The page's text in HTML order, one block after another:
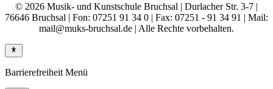
© 2026 Musik- und Kunstschule Bruchsal | Durlacher Str. 3-7 |
76646 Bruchsal | Fon: 07251 91 34 0 | Fax: 07251 - 91 34 91 | Mail:
mail@muks-bruchsal.de | Alle Rechte vorbehalten.
Barrierefreiheit Menü